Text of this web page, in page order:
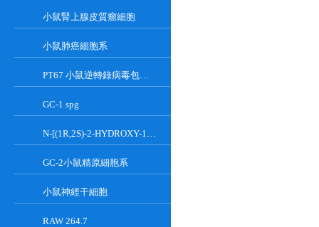
小鼠腎上腺皮質瘤細胞
小鼠肺癌細胞系
PT67 小鼠逆轉錄病毒包裝細胞系
GC-1 spg
N-[(1R,2S)-2-HYDROXY-1-HYDROXYMETHYL-2-(2-TRIDECYL-1-CYCLOPROPENYL)ETHYL]OCT;GT-11
GC-2小鼠精原細胞系
小鼠神經干細胞
RAW 264.7